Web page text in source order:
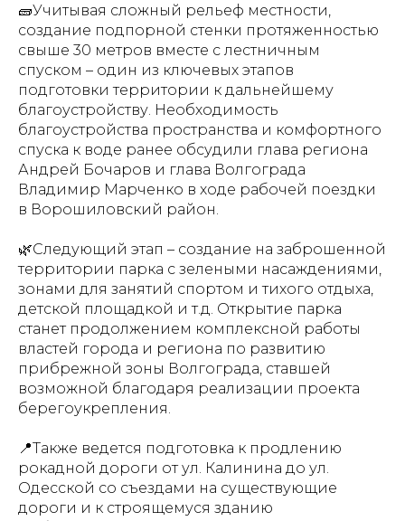
🧱Учитывая сложный рельеф местности,
создание подпорной стенки протяженностью
свыше 30 метров вместе с лестничным
спуском – один из ключевых этапов
подготовки территории к дальнейшему
благоустройству. Необходимость
благоустройства пространства и комфортного
спуска к воде ранее обсудили глава региона
Андрей Бочаров и глава Волгограда
Владимир Марченко в ходе рабочей поездки
в Ворошиловский район.
🌿Следующий этап – создание на заброшенной
территории парка с зелеными насаждениями,
зонами для занятий спортом и тихого отдыха,
детской площадкой и т.д. Открытие парка
станет продолжением комплексной работы
властей города и региона по развитию
прибрежной зоны Волгограда, ставшей
возможной благодаря реализации проекта
берегоукрепления.
📍Также ведется подготовка к продлению
рокадной дороги от ул. Калинина до ул.
Одесской со съездами на существующие
дороги и к строящемуся зданию